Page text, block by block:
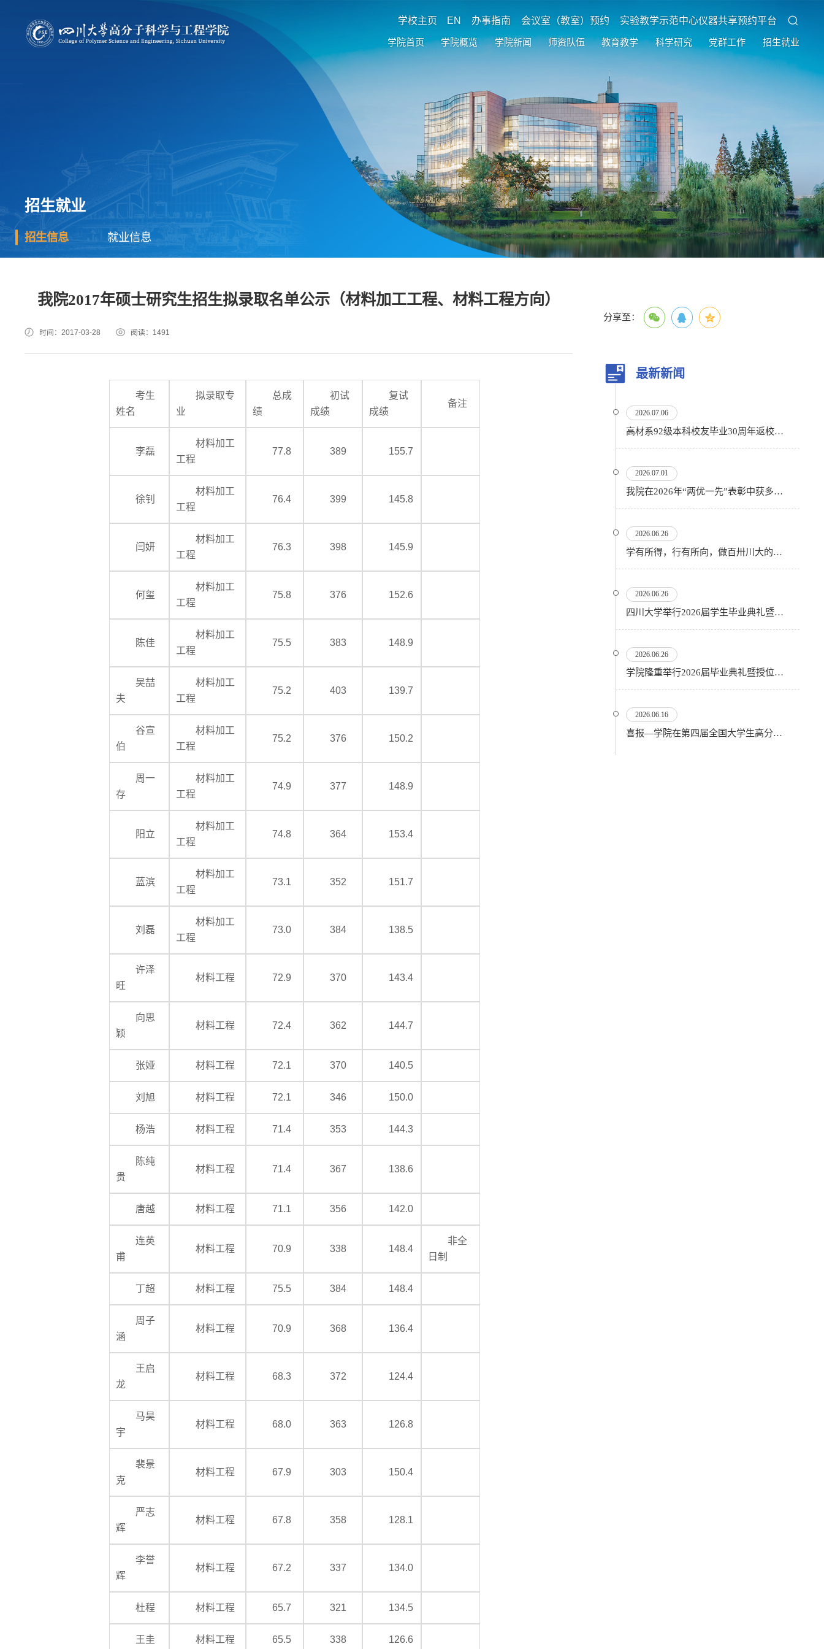
学校主页 EN 办事指南 会议室（教室）预约 实验教学示范中心仪器共享预约平台
学院首页 学院概览 学院新闻 师资队伍 教育教学 科学研究 党群工作 招生就业
招生就业
招生信息 就业信息
我院2017年硕士研究生招生拟录取名单公示（材料加工工程、材料工程方向）
时间：2017-03-28 阅读： 1491
考生
姓名
拟录取专
业
总成
绩
初试
成绩
复试
成绩
备注
李磊
材料加工
工程
77.8 389 155.7
徐钊
材料加工
工程
76.4 399 145.8
闫妍
材料加工
工程
76.3 398 145.9
何玺
材料加工
工程
75.8 376 152.6
陈佳
材料加工
工程
75.5 383 148.9
吴喆
夫
材料加工
工程
75.2 403 139.7
谷宣
伯
材料加工
工程
75.2 376 150.2
周一
存
材料加工
工程
74.9 377 148.9
阳立
材料加工
工程
74.8 364 153.4
蓝滨
材料加工
工程
73.1 352 151.7
刘磊
材料加工
工程
73.0 384 138.5
许泽
旺
材料工程 72.9 370 143.4
向思
颖
材料工程 72.4 362 144.7
张娅 材料工程 72.1 370 140.5
刘旭 材料工程 72.1 346 150.0
杨浩 材料工程 71.4 353 144.3
陈纯
贵
材料工程 71.4 367 138.6
唐越 材料工程 71.1 356 142.0
连英
甫
材料工程 70.9 338 148.4
非全
日制
丁超 材料工程 75.5 384 148.4
周子
涵
材料工程 70.9 368 136.4
王启
龙
材料工程 68.3 372 124.4
马昊
宇
材料工程 68.0 363 126.8
裴景
克
材料工程 67.9 303 150.4
严志
辉
材料工程 67.8 358 128.1
李誉
辉
材料工程 67.2 337 134.0
杜程 材料工程 65.7 321 134.5
王圭 材料工程 65.5 338 126.6
分享至：
最新新闻
2026.07.06
高材系92级本科校友毕业30周年返校活动顺利举行
2026.07.01
我院在2026年“两优一先”表彰中获多项殊荣
2026.06.26
学有所得，行有所向，做百卅川大的薪火赓续者——校长汪劲松在四川大学2026届学生毕业典礼上的...
2026.06.26
四川大学举行2026届学生毕业典礼暨学位授予仪式
2026.06.26
​学院隆重举行2026届毕业典礼暨授位仪式
2026.06.16
喜报—学院在第四届全国大学生高分子材料实验实践虚拟仿真大赛再创佳绩